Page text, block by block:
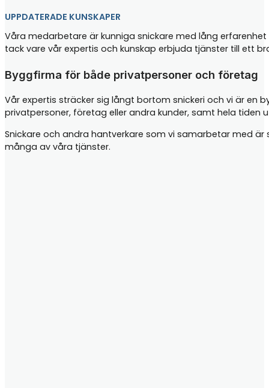
UPPDATERADE KUNSKAPER
Våra medarbetare är kunniga snickare med lång
tack vare vår expertis och kunskap erbjuda tjänster till ett
Byggfirma för både privatpersoner och företag
Vår expertis sträcker sig långt bortom snickeri och vi är
privatpersoner, företag eller andra kunder, samt hela tiden
Snickare och andra hantverkare som vi samarbetar med
många av våra tjänster.